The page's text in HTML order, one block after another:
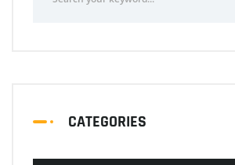
CATEGORIES